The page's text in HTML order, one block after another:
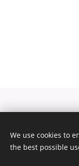
We use cookies to
the best possible